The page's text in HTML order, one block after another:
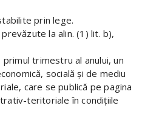
prin lege.
la alin. (1) lit. b),
trimestru al anului, un
socială şi de mediu
care se publică pe pagina
teritoriale în condiţiile